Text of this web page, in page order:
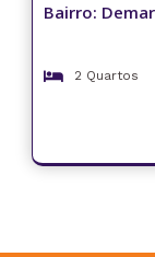
Bairro:
2 Quartos